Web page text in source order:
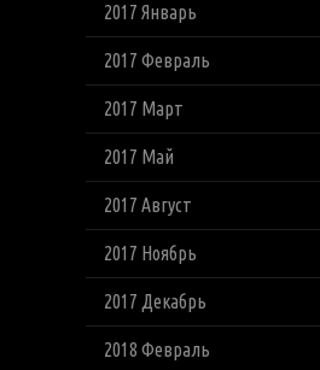
2017 Январь
2017 Февраль
2017 Март
2017 Май
2017 Август
2017 Ноябрь
2017 Декабрь
2018 Февраль